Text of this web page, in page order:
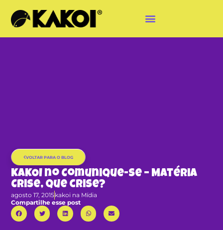
VOLTAR PARA O BLOG
KAKOI no Comunique-se – Matéria
Crise, que crise?
agosto 17, 2015kakoi na Mídia
Compartilhe esse post